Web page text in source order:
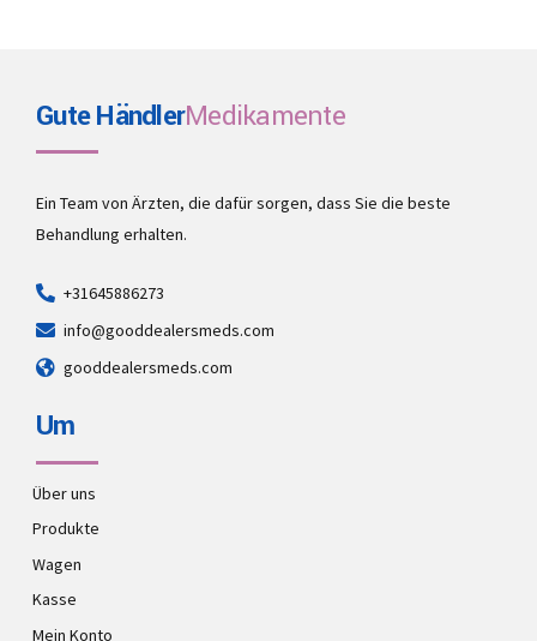
Gute HändlerMedikamente
Ein Team von Ärzten, die dafür sorgen, dass Sie die beste
Behandlung erhalten.
+31645886273
info@gooddealersmeds.com
gooddealersmeds.com
Um
Über uns
Produkte
Wagen
Kasse
Mein Konto